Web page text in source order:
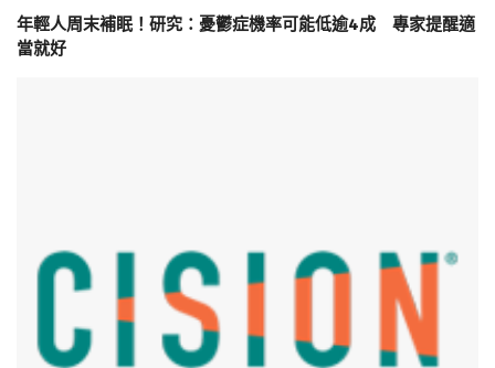
年輕人周末補眠！研究：憂鬱症機率可能低逾4成 專家提醒適
當就好